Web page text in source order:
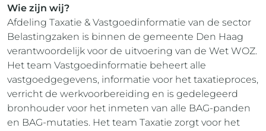
Wie zijn wij?
Afdeling Taxatie & Vastgoedinformatie van de sector
Belastingzaken is binnen de gemeente Den Haag
verantwoordelijk voor de uitvoering van de Wet WOZ.
Het team Vastgoedinformatie beheert alle
vastgoedgegevens, informatie voor het taxatieproces,
verricht de werkvoorbereiding en is gedelegeerd
bronhouder voor het inmeten van alle BAG-panden
en BAG-mutaties. Het team Taxatie zorgt voor het